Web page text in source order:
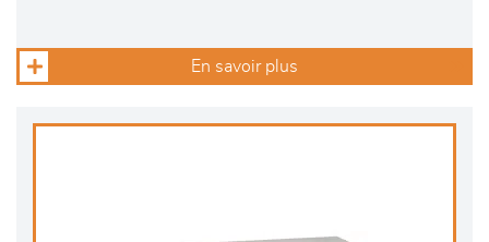
En savoir plus